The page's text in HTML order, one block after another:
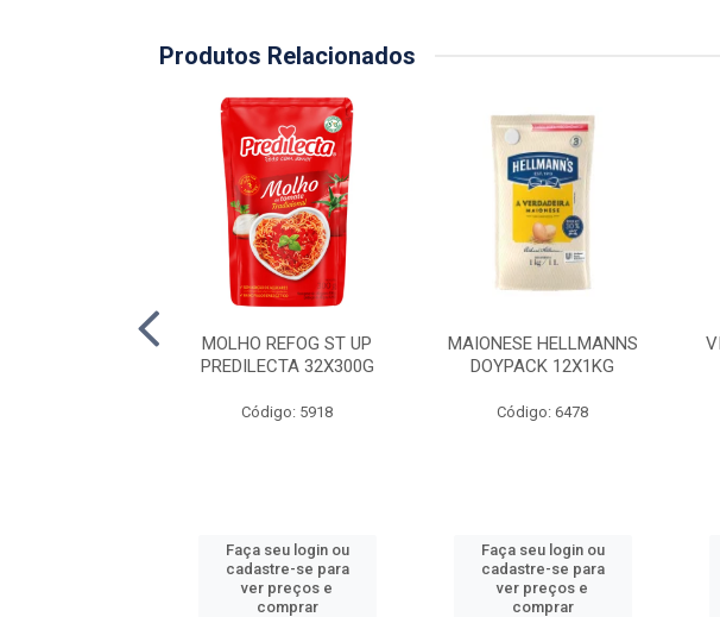
Produtos Relacionados
MOLHO REFOG ST UP
PREDILECTA 32X300G
Código: 5918
Faça seu login ou
cadastre-se para
ver preços e
comprar
MAIONESE HELLMANNS
DOYPACK 12X1KG
Código: 6478
Faça seu login ou
cadastre-se para
ver preços e
comprar